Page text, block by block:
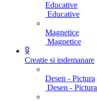
Educative
Educative
Magnetice
Magnetice
Creatie si indemanare
Desen - Pictura
Desen - Pictura